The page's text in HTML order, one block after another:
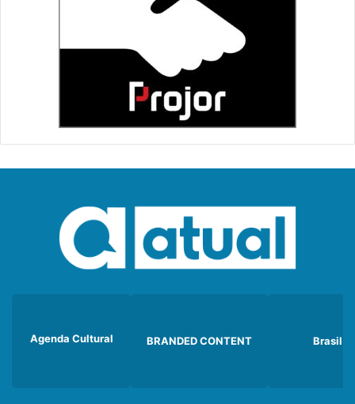
Agenda Cultural BRANDED CONTENT Brasil